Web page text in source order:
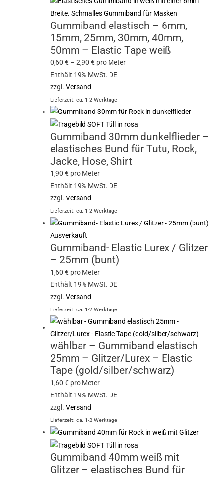
Gummiband elastisch – 6mm,
15mm, 25mm, 30mm, 40mm,
50mm – Elastic Tape weiß
0,60€ –2,90€ pro Meter
Enthält 19% MwSt. DE
zzgl.Versand
Lieferzeit: ca. 1-2 Werktage
Gummiband 30mm dunkelflieder –
elastisches Bund für Tutu, Rock,
Jacke, Hose, Shirt
1,90€ pro Meter
Enthält 19% MwSt. DE
zzgl.Versand
Lieferzeit: ca. 1-2 Werktage
Ausverkauft
Gummiband- Elastic Lurex / Glitzer
– 25mm (bunt)
1,60€ pro Meter
Enthält 19% MwSt. DE
zzgl.Versand
Lieferzeit: ca. 1-2 Werktage
wählbar – Gummiband elastisch
25mm – Glitzer/Lurex – Elastic
Tape (gold/silber/schwarz)
1,60€ pro Meter
Enthält 19% MwSt. DE
zzgl.Versand
Lieferzeit: ca. 1-2 Werktage
Gummiband 40mm weiß mit
Glitzer – elastisches Bund für